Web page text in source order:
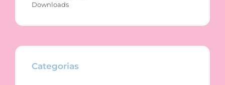
Downloads
Categorias